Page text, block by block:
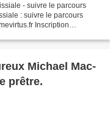
parcours
Michael Mac-
prêtre.